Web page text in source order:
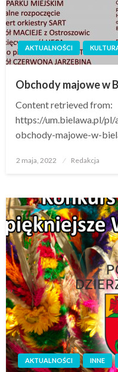
AKTUALNOŚCI
Obchody majowe w
Content retrieved from:
https://um.bielawa.pl/
obchody-majowe-w-
Opublikowane
2 maja, 2022 Redakcja
AKTUALNOŚCI INNE